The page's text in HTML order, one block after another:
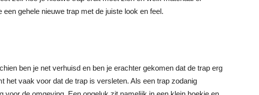
gehele nieuwe trap met de juiste look en feel.
ben je net verhuisd en ben je erachter gekomen dat de trap erg
het vaak voor dat de trap is versleten. Als een trap zodanig